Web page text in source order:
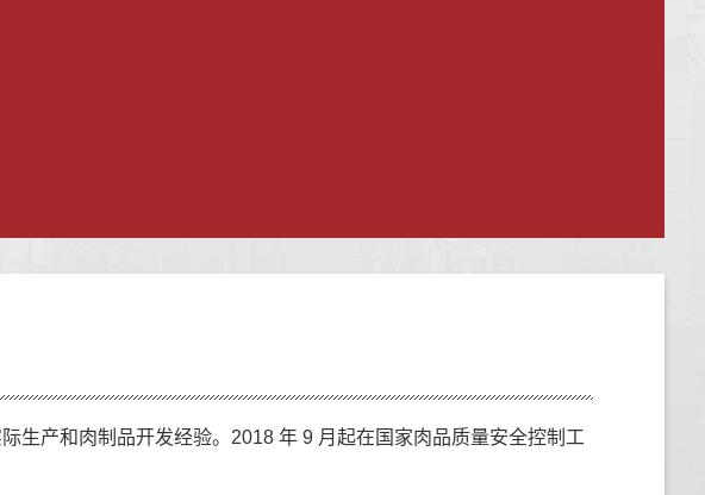
生产和肉制品开发经验。2018 年 9 月起在国家肉品质量安全控制工